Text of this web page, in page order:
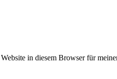
in diesem Browser für